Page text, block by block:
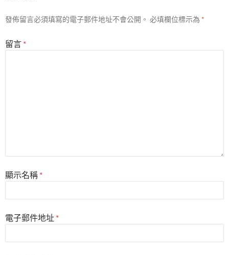
發佈留言必須填寫的電子郵件地址不會公開。 必填欄位標示為 *
留言 *
顯示名稱 *
電子郵件地址 *